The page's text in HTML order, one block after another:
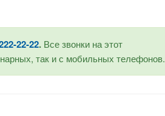
22-22. Все звонки на этот
так и с мобильных телефонов.